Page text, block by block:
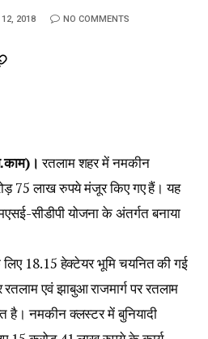
2018 NO COMMENTS
रतलाम शहर में नमकीन
75 लाख रुपये मंजूर किए गए हैं। यह
सीडीपी योजना के अंतर्गत बनाया
18.15 हेक्टेयर भूमि चयनित की गई
एवं झाबुआ राजमार्ग पर रतलाम
है। नमकीन क्लस्टर में बुनियादी